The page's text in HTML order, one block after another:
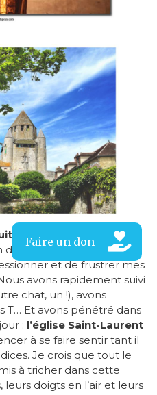
menés à Nogent-sur-
la Poterne au sel n’a
et de frustrer mes
avons rapidement suivi
chat, un !), avons
T… Et avons pénétré dans
: l’église Saint-Laurent
à se faire sentir tant il
Je crois que tout le
à tricher dans cette
leurs doigts en l’air et leurs